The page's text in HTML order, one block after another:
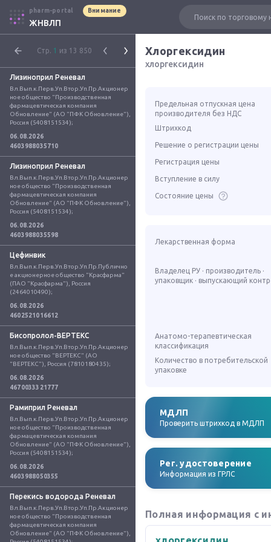
pharm-portal Внимание
ЖНВЛП
Стр. 1 из 13 850
Лизиноприл Реневал
Вл.Вып.к.Перв.Уп.Втор.Уп.Пр.Акционер
ное общество "Производственная
фармацевтическая компания
Обновление" (АО "ПФК Обновление"),
Россия (5408151534);
06.08.2026
4603988035710
Лизиноприл Реневал
Вл.Вып.к.Перв.Уп.Втор.Уп.Пр.Акционер
ное общество "Производственная
фармацевтическая компания
Обновление" (АО "ПФК Обновление"),
Россия (5408151534);
06.08.2026
4603988035598
Цефинвик
Вл.Вып.к.Перв.Уп.Втор.Уп.Пр.Публично
е акционерное общество "Красфарма"
(ПАО "Красфарма"), Россия
(2464010490);
06.08.2026
4602521016612
Бисопролол-ВЕРТЕКС
Вл.Вып.к.Перв.Уп.Втор.Уп.Пр.Акционер
ное общество "ВЕРТЕКС" (АО
"ВЕРТЕКС"), Россия (7810180435);
06.08.2026
4670033321777
Рамиприл Реневал
Вл.Вып.к.Перв.Уп.Втор.Уп.Пр.Акционер
ное общество "Производственная
фармацевтическая компания
Обновление" (АО "ПФК Обновление"),
Россия (5408151534);
06.08.2026
4603988050355
Перекись водорода Реневал
Вл.Вып.к.Перв.Уп.Втор.Уп.Пр.Акционер
ное общество "Производственная
фармацевтическая компания
Обновление" (АО "ПФК Обновление"),
Хлоргексидин
хлоргексидин
Предельная отпускная цена
производителя без НДС
Штрихкод
Решение о регистрации цены
Регистрация цены
Вступление в силу
Состояние цены
Лекарственная форма
Владелец РУ · производитель ·
упаковщик · выпускающий
Анатомо-терапевтическая
классификация
Количество в потребительской
упаковке
МДЛП
Проверить штрихкод в МДЛП
Рег. удостоверение
Информация из ГРЛС
Полная информация с